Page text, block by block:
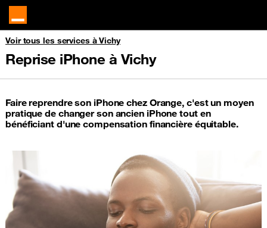
Voir tous les services à Vichy
Reprise iPhone à Vichy
Faire reprendre son iPhone chez Orange, c'est un moyen
pratique de changer son ancien iPhone tout en
bénéficiant d'une compensation financière équitable.